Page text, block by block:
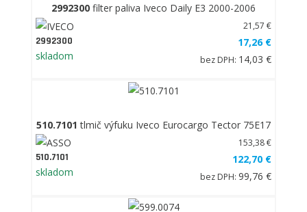
2992300 filter paliva Iveco Daily E3 2000-2006
2992300
skladom
21,57 €
17,26 €
bez DPH: 14,03 €
510.7101 tlmič výfuku Iveco Eurocargo Tector 75E17
510.7101
skladom
153,38 €
122,70 €
bez DPH: 99,76 €